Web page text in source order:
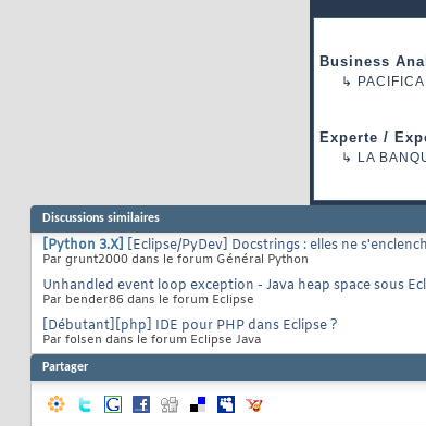
Business
↳ PACIFICA
Experte /
↳ LA
Discussions similaires
[Python 3.X] [Eclipse/PyDev] Docstrings : elles ne
Par grunt2000 dans le forum Général Python
Unhandled event loop exception - Java heap space sous
Par bender86 dans le forum Eclipse
[Débutant][php] IDE pour PHP dans Eclipse ?
Par folsen dans le forum Eclipse Java
Partager